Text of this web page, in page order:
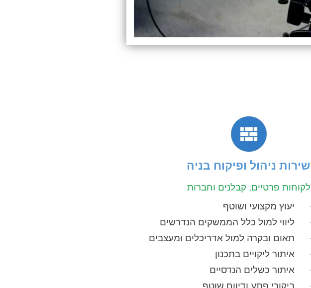
שירות ניהול ופיקוח בניה
לקוחות פרטיים, קבלנים וחברות
יעוץ מקצועי ושוטף
ליווי למול כלל הממשקים הנדרשים
תאום ובקרה למול אדריכלים ומעצבים
איתור ליקויים בתכנון
איתור כשלים הנדסיים
ביקורי פתע ודיווח שוטף